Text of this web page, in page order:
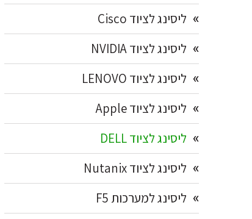
Sidebar
ליסינג לציוד Cisco
ליסינג לציוד NVIDIA
ליסינג לציוד LENOVO
ליסינג לציוד Apple
ליסינג לציוד DELL
ליסינג לציוד Nutanix
ליסינג למערכות F5